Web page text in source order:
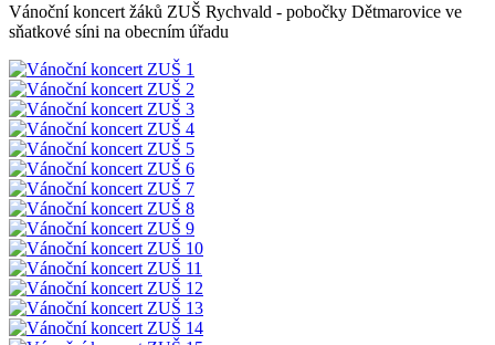
Vánoční koncert žáků ZUŠ Rychvald - pobočky Dětmarovice ve
sňatkové síni na obecním úřadu